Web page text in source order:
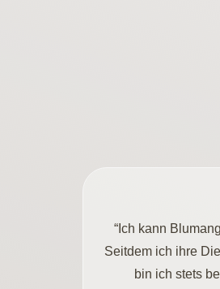
“Ich kann
Seitdem ich ihre
bin ich stets